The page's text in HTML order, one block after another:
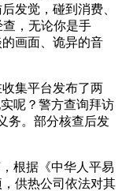
发觉，碰到消费、
，无论你是手
画面、诡异的音
集平台发布了两
呢？警方查询拜访
务。部分核查后发
根据《中华人平易
供热公司依法对其